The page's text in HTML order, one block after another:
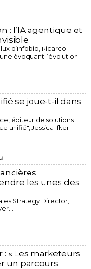
: l’IA agentique et
d’Infobip, Ricardo
évoquant l’évolution
se joue-t-il dans
éditeur de solutions
unifié", Jessica Ifker
les unes des
Strategy Director,
: « Les marketeurs
un parcours